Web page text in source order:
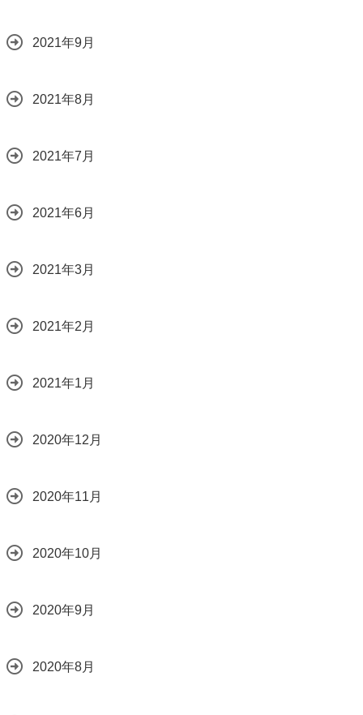
2021年9月
2021年8月
2021年7月
2021年6月
2021年3月
2021年2月
2021年1月
2020年12月
2020年11月
2020年10月
2020年9月
2020年8月